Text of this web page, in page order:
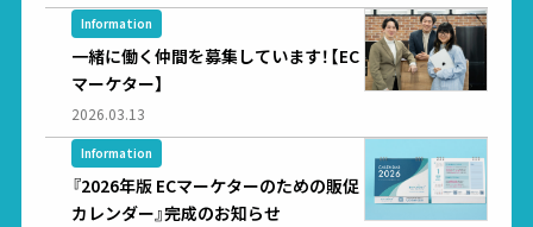
Information
一緒に働く仲間を募集しています！【EC
マーケター】
2026.03.13
Information
『2026年版 ECマーケターのための販促
カレンダー』完成のお知らせ